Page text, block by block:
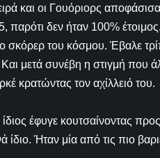
και οι Γουόριορς
παρότι δεν ήταν 100% έτοιμος.
σκόρερ του κόσμου. Έβαλε
μετά συνέβη η στιγμή που
κρατώντας τον αχίλλειό του.
έφυγε κουτσαίνοντας
Ήταν μία από τις πιο